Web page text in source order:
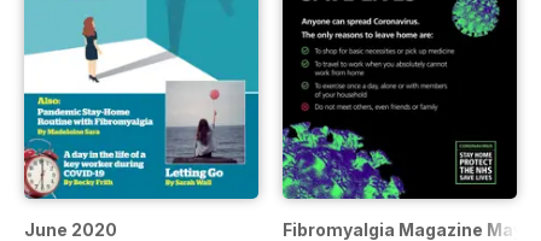
June 2020 Fibromyalgia Magazine May